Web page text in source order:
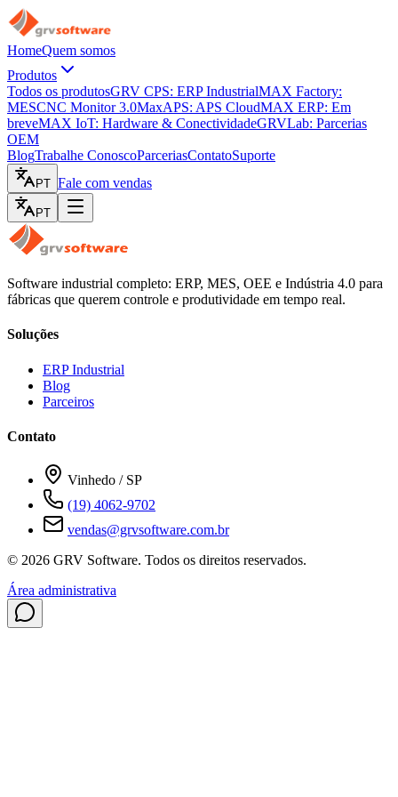
HomeQuem somos
Produtos
Todos os produtosGRV CPS: ERP IndustrialMAX Factory:
MESCNC Monitor 3.0MaxAPS: APS CloudMAX ERP: Em
breveMAX IoT: Hardware & ConectividadeGRVLab: Parcerias
OEM
BlogTrabalhe ConoscoParceriasContatoSuporte
PT Fale com vendas
PT
Software industrial completo: ERP, MES, OEE e Indústria 4.0 para
fábricas que querem controle e produtividade em tempo real.
Soluções
ERP Industrial
Blog
Parceiros
Contato
Vinhedo / SP
(19) 4062-9702
vendas@grvsoftware.com.br
© 2026 GRV Software. Todos os direitos reservados.
Área administrativa